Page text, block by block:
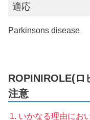
適応
Parkinsons disease
ROPINIROLE(ロ
注意
いかなる理由にお